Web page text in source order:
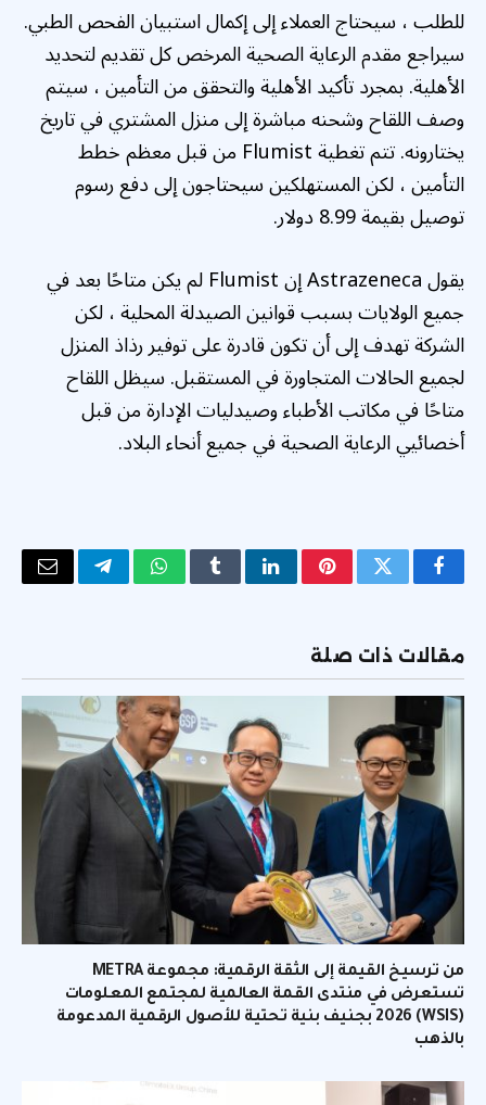
للطلب ، سيحتاج العملاء إلى إكمال استبيان الفحص الطبي.
سيراجع مقدم الرعاية الصحية المرخص كل تقديم لتحديد
الأهلية. بمجرد تأكيد الأهلية والتحقق من التأمين ، سيتم
وصف اللقاح وشحنه مباشرة إلى منزل المشتري في تاريخ
يختارونه. تتم تغطية Flumist من قبل معظم خطط
التأمين ، لكن المستهلكين سيحتاجون إلى دفع رسوم
توصيل بقيمة 8.99 دولار.
يقول Astrazeneca إن Flumist لم يكن متاحًا بعد في
جميع الولايات بسبب قوانين الصيدلة المحلية ، لكن
الشركة تهدف إلى أن تكون قادرة على توفير رذاذ المنزل
لجميع الحالات المتجاورة في المستقبل. سيظل اللقاح
متاحًا في مكاتب الأطباء وصيدليات الإدارة من قبل
أخصائيي الرعاية الصحية في جميع أنحاء البلاد.
فيسبوكتويتر بينتيريستلينكدإنTumblrواتسابتيلقرامالبريد
مقالات ذات صلة
من ترسيخ القيمة إلى الثقة الرقمية: مجموعة METRA
تستعرض في منتدى القمة العالمية لمجتمع المعلومات
(WSIS) 2026 بجنيف بنية تحتية للأصول الرقمية المدعومة
بالذهب